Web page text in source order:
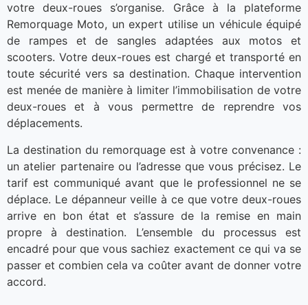
votre deux-roues s’organise. Grâce à la plateforme
Remorquage Moto, un expert utilise un véhicule équipé
de rampes et de sangles adaptées aux motos et
scooters. Votre deux-roues est chargé et transporté en
toute sécurité vers sa destination. Chaque intervention
est menée de manière à limiter l’immobilisation de votre
deux-roues et à vous permettre de reprendre vos
déplacements.
La destination du remorquage est à votre convenance :
un atelier partenaire ou l’adresse que vous précisez. Le
tarif est communiqué avant que le professionnel ne se
déplace. Le dépanneur veille à ce que votre deux-roues
arrive en bon état et s’assure de la remise en main
propre à destination. L’ensemble du processus est
encadré pour que vous sachiez exactement ce qui va se
passer et combien cela va coûter avant de donner votre
accord.